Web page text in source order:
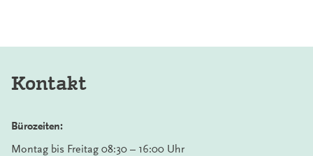
Kontakt
Bürozeiten:
Montag bis Freitag 08:30 – 16:00 Uhr